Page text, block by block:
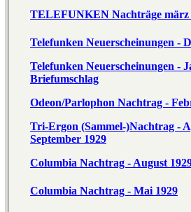
TELEFUNKEN Nachträge märz
Telefunken Neuerscheinungen -
Telefunken Neuerscheinungen -
Briefumschlag
Odeon/Parlophon Nachtrag -
Tri-Ergon (Sammel-)Nachtrag -
September 1929
Columbia Nachtrag - August
Columbia Nachtrag - Mai 1929